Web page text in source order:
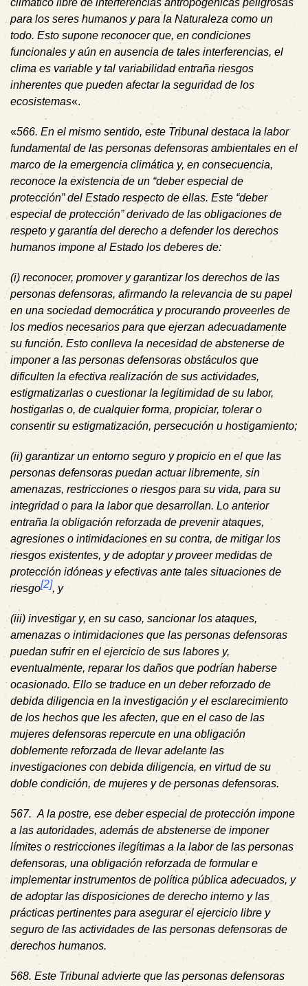
climático libre de interferencias antropogénicas peligrosas
para los seres humanos y para la Naturaleza como un
todo. Esto supone reconocer que, en condiciones
funcionales y aún en ausencia de tales interferencias, el
clima es variable y tal variabilidad entraña riesgos
inherentes que pueden afectar la seguridad de los
ecosistemas«.
«566. En el mismo sentido, este Tribunal destaca la labor
fundamental de las personas defensoras ambientales en el
marco de la emergencia climática y, en consecuencia,
reconoce la existencia de un “deber especial de
protección” del Estado respecto de ellas. Este “deber
especial de protección” derivado de las obligaciones de
respeto y garantía del derecho a defender los derechos
humanos impone al Estado los deberes de:
(i) reconocer, promover y garantizar los derechos de las
personas defensoras, afirmando la relevancia de su papel
en una sociedad democrática y procurando proveerles de
los medios necesarios para que ejerzan adecuadamente
su función. Esto conlleva la necesidad de abstenerse de
imponer a las personas defensoras obstáculos que
dificulten la efectiva realización de sus actividades,
estigmatizarlas o cuestionar la legitimidad de su labor,
hostigarlas o, de cualquier forma, propiciar, tolerar o
consentir su estigmatización, persecución u hostigamiento;
(ii) garantizar un entorno seguro y propicio en el que las
personas defensoras puedan actuar libremente, sin
amenazas, restricciones o riesgos para su vida, para su
integridad o para la labor que desarrollan. Lo anterior
entraña la obligación reforzada de prevenir ataques,
agresiones o intimidaciones en su contra, de mitigar los
riesgos existentes, y de adoptar y proveer medidas de
protección idóneas y efectivas ante tales situaciones de
riesgo[2], y
(iii) investigar y, en su caso, sancionar los ataques,
amenazas o intimidaciones que las personas defensoras
puedan sufrir en el ejercicio de sus labores y,
eventualmente, reparar los daños que podrían haberse
ocasionado. Ello se traduce en un deber reforzado de
debida diligencia en la investigación y el esclarecimiento
de los hechos que les afecten, que en el caso de las
mujeres defensoras repercute en una obligación
doblemente reforzada de llevar adelante las
investigaciones con debida diligencia, en virtud de su
doble condición, de mujeres y de personas defensoras.
567. A la postre, ese deber especial de protección impone
a las autoridades, además de abstenerse de imponer
límites o restricciones ilegítimas a la labor de las personas
defensoras, una obligación reforzada de formular e
implementar instrumentos de política pública adecuados, y
de adoptar las disposiciones de derecho interno y las
prácticas pertinentes para asegurar el ejercicio libre y
seguro de las actividades de las personas defensoras de
derechos humanos.
568. Este Tribunal advierte que las personas defensoras